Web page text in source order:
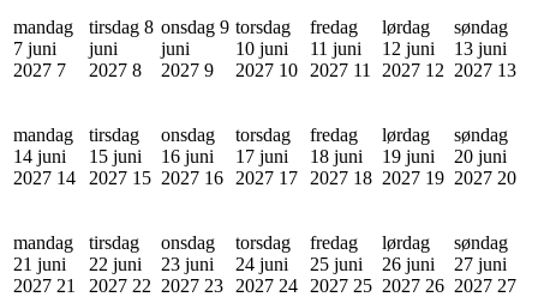
mandag
7 juni
2027 7
tirsdag 8
juni
2027 8
onsdag 9
juni
2027 9
torsdag
10 juni
2027 10
fredag
11 juni
2027 11
lørdag
12 juni
2027 12
søndag
13 juni
2027 13
mandag
14 juni
2027 14
tirsdag
15 juni
2027 15
onsdag
16 juni
2027 16
torsdag
17 juni
2027 17
fredag
18 juni
2027 18
lørdag
19 juni
2027 19
søndag
20 juni
2027 20
mandag
21 juni
2027 21
tirsdag
22 juni
2027 22
onsdag
23 juni
2027 23
torsdag
24 juni
2027 24
fredag
25 juni
2027 25
lørdag
26 juni
2027 26
søndag
27 juni
2027 27